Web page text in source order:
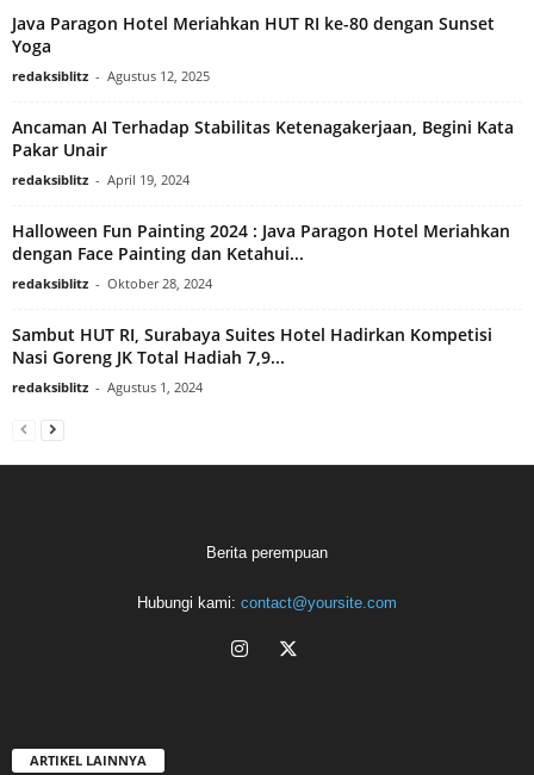
Java Paragon Hotel Meriahkan HUT RI ke-80 dengan Sunset
Yoga
redaksiblitz - Agustus 12, 2025
Ancaman AI Terhadap Stabilitas Ketenagakerjaan, Begini Kata
Pakar Unair
redaksiblitz - April 19, 2024
Halloween Fun Painting 2024 : Java Paragon Hotel Meriahkan
dengan Face Painting dan Ketahui...
redaksiblitz - Oktober 28, 2024
Sambut HUT RI, Surabaya Suites Hotel Hadirkan Kompetisi
Nasi Goreng JK Total Hadiah 7,9...
redaksiblitz - Agustus 1, 2024
Berita perempuan
Hubungi kami: contact@yoursite.com
ARTIKEL LAINNYA